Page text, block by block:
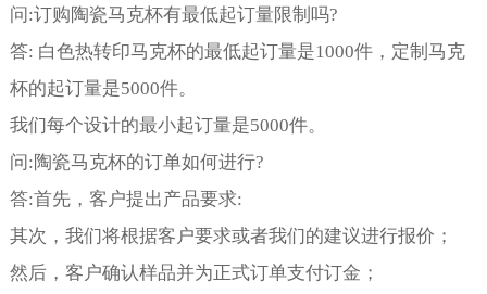
问:订购陶瓷马克杯有最低起订量限制吗?
答: 白色热转印马克杯的最低起订量是1000件，定制马克
杯的起订量是5000件。
我们每个设计的最小起订量是5000件。
问:陶瓷马克杯的订单如何进行?
答:首先，客户提出产品要求:
其次，我们将根据客户要求或者我们的建议进行报价；
然后，客户确认样品并为正式订单支付订金；